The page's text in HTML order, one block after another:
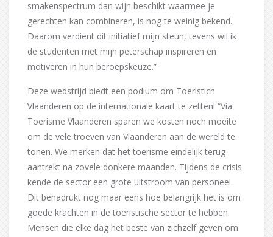
smakenspectrum dan wijn beschikt waarmee je
gerechten kan combineren, is nog te weinig bekend.
Daarom verdient dit initiatief mijn steun, tevens wil ik
de studenten met mijn peterschap inspireren en
motiveren in hun beroepskeuze.”
Deze wedstrijd biedt een podium om Toeristich
Vlaanderen op de internationale kaart te zetten! “Via
Toerisme Vlaanderen sparen we kosten noch moeite
om de vele troeven van Vlaanderen aan de wereld te
tonen. We merken dat het toerisme eindelijk terug
aantrekt na zovele donkere maanden. Tijdens de crisis
kende de sector een grote uitstroom van personeel.
Dit benadrukt nog maar eens hoe belangrijk het is om
goede krachten in de toeristische sector te hebben.
Mensen die elke dag het beste van zichzelf geven om